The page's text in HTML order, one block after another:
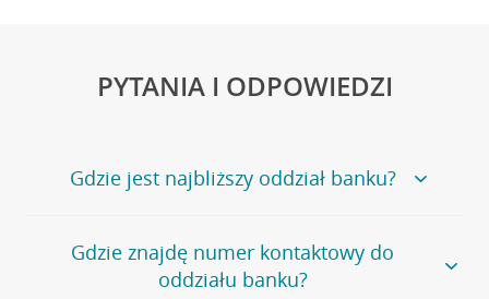
PYTANIA I ODPOWIEDZI
Gdzie jest najbliższy oddział banku?
Jeśli szukasz oddziału naszego banku, zapraszamy na
stronęPlacówki i bankomaty, na której znajduje się
wygodna wyszukiwarka.
Gdzie znajdę numer kontaktowy do
oddziału banku?